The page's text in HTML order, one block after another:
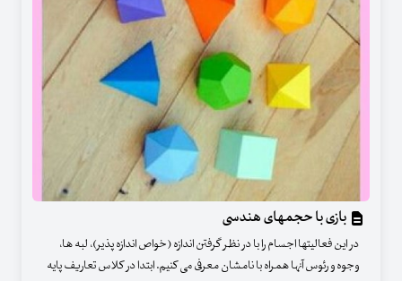
بازی با حجمهای هندسی
در این فعالیتها اجسام را با در نظر گرفتن اندازه (خواص اندازه پذیر)، لبه ها،
وجوه و رئوس آنها همراه با نامشان معرفی می کنیم. ابتدا در کلاس تعاریف پایه